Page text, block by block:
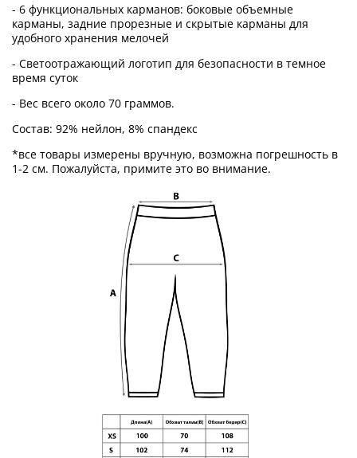
- 6 функциональных карманов: боковые объемные
карманы, задние прорезные и скрытые карманы для
удобного хранения мелочей
- Светоотражающий логотип для безопасности в темное
время суток
- Вес всего около 70 граммов.
Состав: 92% нейлон, 8% спандекс
*все товары измерены вручную, возможна погрешность в
1-2 см. Пожалуйста, примите это во внимание.